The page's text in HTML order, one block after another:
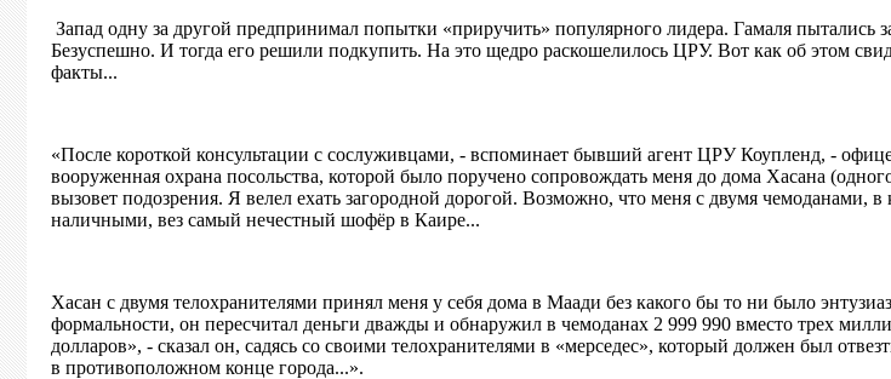
Запад одну за другой предпринимал попытки «приручить» популярного лидера. Гамаля пытались
Безуспешно. И тогда его решили подкупить. На это щедро раскошелилось ЦРУ. Вот как об этом
факты...
«После короткой консультации с сослуживцами, - вспоминает бывший агент ЦРУ Коупленд, -
вооруженная охрана посольства, которой было поручено сопровождать меня до дома Хасана
вызовет подозрения. Я велел ехать загородной дорогой. Возможно, что меня с двумя чемоданами,
наличными, вез самый нечестный шофёр в Каире...
Хасан с двумя телохранителями принял меня у себя дома в Маади без какого бы то ни было
формальности, он пересчитал деньги дважды и обнаружил в чемоданах 2 999 990 вместо трех
долларов», - сказал он, садясь со своими телохранителями в «мерседес», который должен был
в противоположном конце города...».